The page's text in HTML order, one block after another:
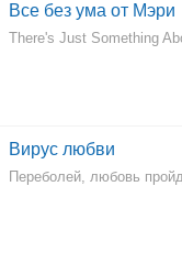
Все без ума от Мэри
There's Just Something
Вирус любви
Переболей, любовь